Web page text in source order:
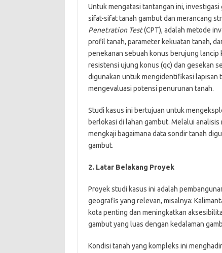
Untuk mengatasi tantangan ini,
sifat-sifat tanah gambut dan merancang
Penetration Test(CPT), adalah metode
profil tanah, parameter kekuatan tanah,
penekanan sebuah konus berujung
resistensi ujung konus (qc) dan gesekan
digunakan untuk mengidentifikasi lapisan
mengevaluasi potensi penurunan tanah.
Studi kasus ini bertujuan untuk
berlokasi di lahan gambut. Melalui
mengkaji bagaimana data sondir tanah
gambut.
2. Latar Belakang Proyek
Proyek studi kasus ini adalah
geografis yang relevan, misalnya:
kota penting dan meningkatkan
gambut yang luas dengan kedalaman
Kondisi tanah yang kompleks ini